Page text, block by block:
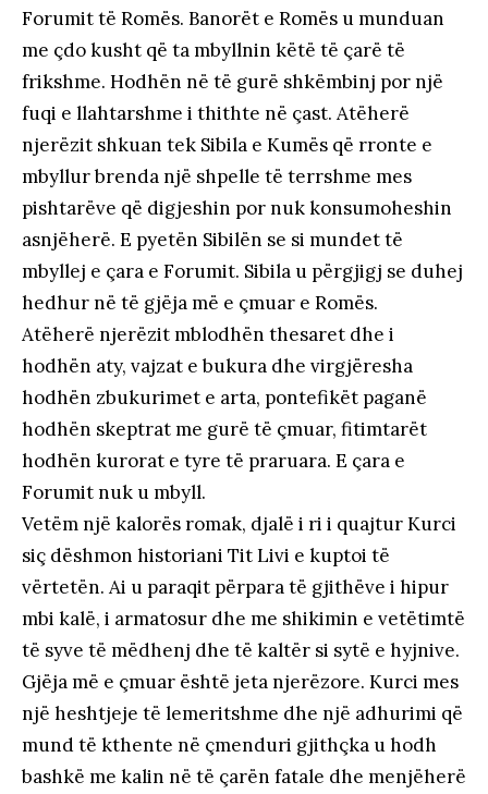
Forumit të Romës. Banorët e Romës u munduan
me çdo kusht që ta mbyllnin këtë të çarë të
frikshme. Hodhën në të gurë shkëmbinj por një
fuqi e llahtarshme i thithte në çast. Atëherë
njerëzit shkuan tek Sibila e Kumës që rronte e
mbyllur brenda një shpelle të terrshme mes
pishtarëve që digjeshin por nuk konsumoheshin
asnjëherë. E pyetën Sibilën se si mundet të
mbyllej e çara e Forumit. Sibila u përgjigj se duhej
hedhur në të gjëja më e çmuar e Romës.
Atëherë njerëzit mblodhën thesaret dhe i
hodhën aty, vajzat e bukura dhe virgjëresha
hodhën zbukurimet e arta, pontefikët paganë
hodhën skeptrat me gurë të çmuar, fitimtarët
hodhën kurorat e tyre të praruara. E çara e
Forumit nuk u mbyll.
Vetëm një kalorës romak, djalë i ri i quajtur Kurci
siç dëshmon historiani Tit Livi e kuptoi të
vërtetën. Ai u paraqit përpara të gjithëve i hipur
mbi kalë, i armatosur dhe me shikimin e vetëtimtë
të syve të mëdhenj dhe të kaltër si sytë e hyjnive.
Gjëja më e çmuar është jeta njerëzore. Kurci mes
një heshtjeje të lemeritshme dhe një adhurimi që
mund të kthente në çmenduri gjithçka u hodh
bashkë me kalin në të çarën fatale dhe menjëherë